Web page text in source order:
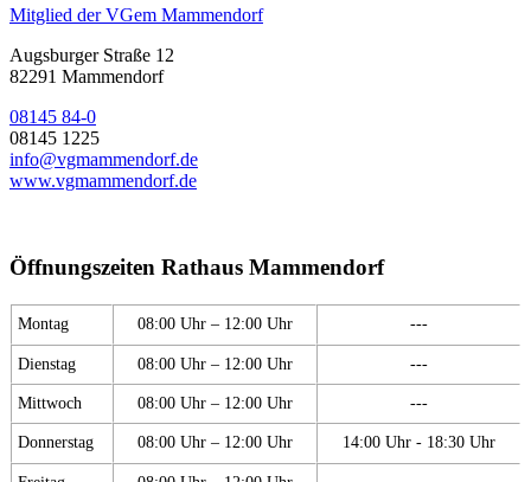
Mitglied der VGem Mammendorf
Augsburger Straße 12
82291 Mammendorf
08145 84-0
08145 1225
info@vgmammendorf.de
www.vgmammendorf.de
Öffnungszeiten Rathaus Mammendorf
Montag 08:00 Uhr – 12:00 Uhr ---
Dienstag 08:00 Uhr – 12:00 Uhr ---
Mittwoch 08:00 Uhr – 12:00 Uhr ---
Donnerstag 08:00 Uhr – 12:00 Uhr 14:00 Uhr - 18:30 Uhr